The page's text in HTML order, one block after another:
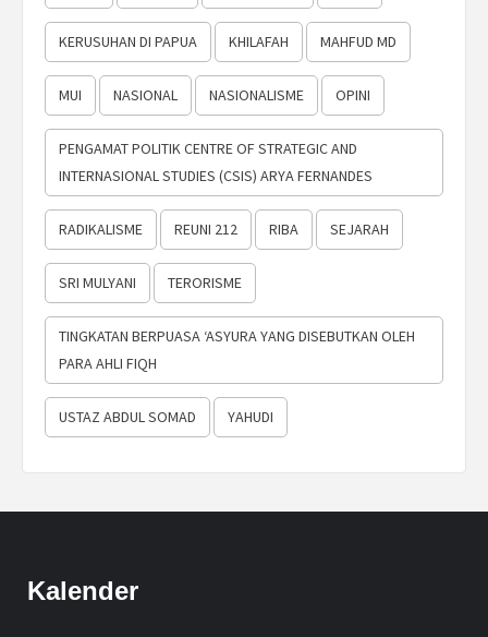
KERUSUHAN DI PAPUA KHILAFAH MAHFUD MD
MUI NASIONAL NASIONALISME OPINI
PENGAMAT POLITIK CENTRE OF STRATEGIC AND
INTERNASIONAL STUDIES (CSIS) ARYA FERNANDES
RADIKALISME REUNI 212 RIBA SEJARAH
SRI MULYANI TERORISME
TINGKATAN BERPUASA ‘ASYURA YANG DISEBUTKAN OLEH
PARA AHLI FIQH
USTAZ ABDUL SOMAD YAHUDI
Kalender